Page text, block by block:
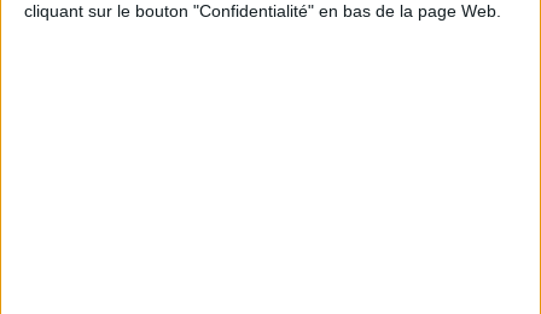
cliquant sur le bouton "Confidentialité" en bas de la page Web.